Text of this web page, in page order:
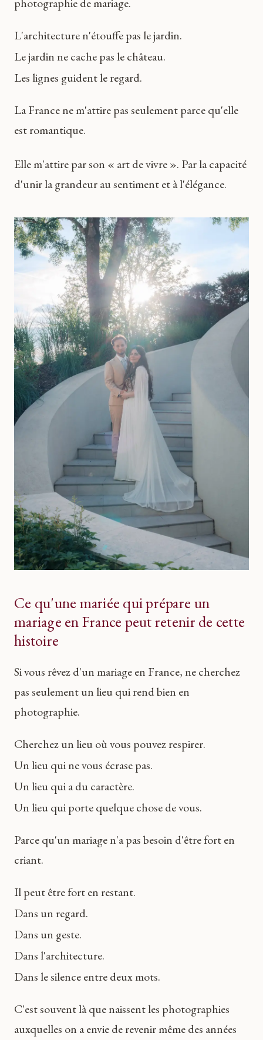
L'architecture n'étouffe pas le jardin.
Le jardin ne cache pas le château.
Les lignes guident le regard.
La France ne m'attire pas seulement parce qu'elle
est romantique.
Elle m'attire par son « art de vivre ». Par la capacité
d'unir la grandeur au sentiment et à l'élégance.
Ce qu'une mariée qui prépare un
mariage en France peut retenir de cette
histoire
Si vous rêvez d'un mariage en France, ne cherchez
pas seulement un lieu qui rend bien en
photographie.
Cherchez un lieu où vous pouvez respirer.
Un lieu qui ne vous écrase pas.
Un lieu qui a du caractère.
Un lieu qui porte quelque chose de vous.
Parce qu'un mariage n'a pas besoin d'être fort en
criant.
Il peut être fort en restant.
Dans un regard.
Dans un geste.
Dans l'architecture.
Dans le silence entre deux mots.
C'est souvent là que naissent les photographies
auxquelles on a envie de revenir même des années